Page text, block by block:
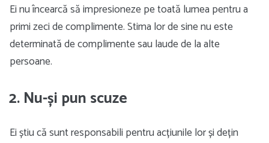
Ei nu încearcă să impresioneze pe toată lumea pentru a
primi zeci de complimente. Stima lor de sine nu este
determinată de complimente sau laude de la alte
persoane.
2. Nu-și pun scuze
Ei știu că sunt responsabili pentru acțiunile lor și dețin